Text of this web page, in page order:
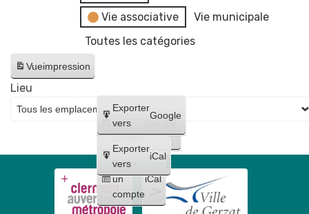
Permanence
pour
la
Vie associative
Vie municipale
Toutes les catégories
Vueimpression
Créer
un
compte
Google
Créer
un
compte
iCal
Exporter
vers
Google
Exporter
vers
iCal
Lieu